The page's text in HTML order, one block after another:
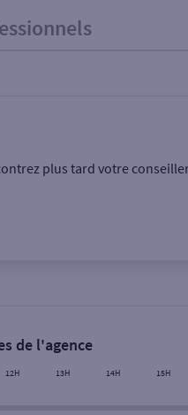
plus tard votre
de l'agence
12H 13H 14H 15H